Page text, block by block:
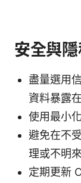
安全與
盡量選用
資料暴露
使用最小
避免在不
理或不明
定期更新